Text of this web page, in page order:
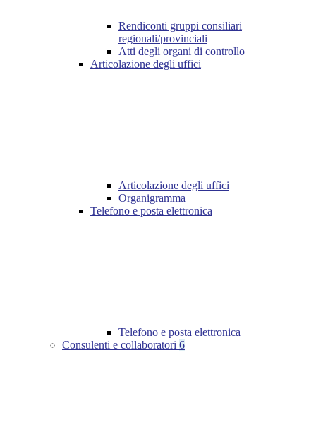
Rendiconti gruppi consiliari
regionali/provinciali
Atti degli organi di controllo
Articolazione degli uffici
Articolazione degli uffici
Organigramma
Telefono e posta elettronica
Telefono e posta elettronica
Consulenti e collaboratori 6